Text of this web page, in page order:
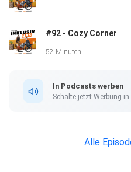
braucht –
überlegen sie,
was in Einmachgläser
Eins ist sicher: Der Podcast
#92 - Cozy Corner
52 Minuten
In Podcasts werben
Schalte jetzt Werbung in
Alle